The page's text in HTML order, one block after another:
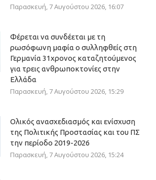
Παρασκευή, 7 Αυγούστου 2026, 16:07
Φέρεται να συνδέεται με τη
ρωσόφωνη μαφία ο συλληφθείς στη
Γερμανία 31χρονος καταζητούμενος
για τρεις ανθρωποκτονίες στην
Ελλάδα
Παρασκευή, 7 Αυγούστου 2026, 15:29
Ολικός ανασχεδιασμός και ενίσχυση
της Πολιτικής Προστασίας και του ΠΣ
την περίοδο 2019-2026
Παρασκευή, 7 Αυγούστου 2026, 15:24